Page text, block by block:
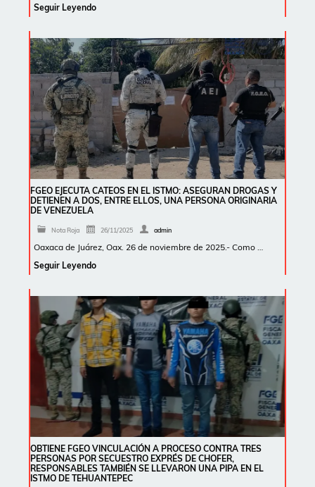
Seguir Leyendo
FGEO EJECUTA CATEOS EN EL ISTMO: ASEGURAN DROGAS Y
DETIENEN A DOS, ENTRE ELLOS, UNA PERSONA ORIGINARIA
DE VENEZUELA
Nota Roja 26/11/2025 admin
Oaxaca de Juárez, Oax. 26 de noviembre de 2025.- Como …
Seguir Leyendo
OBTIENE FGEO VINCULACIÓN A PROCESO CONTRA TRES
PERSONAS POR SECUESTRO EXPRÉS DE CHOFER,
RESPONSABLES TAMBIÉN SE LLEVARON UNA PIPA EN EL
ISTMO DE TEHUANTEPEC